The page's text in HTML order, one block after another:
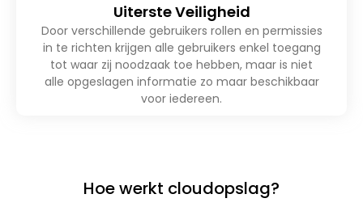
Uiterste Veiligheid
Door verschillende gebruikers rollen en permissies
in te richten krijgen alle gebruikers enkel toegang
tot waar zij noodzaak toe hebben, maar is niet
alle opgeslagen informatie zo maar beschikbaar
voor iedereen.
Hoe werkt cloudopslag?